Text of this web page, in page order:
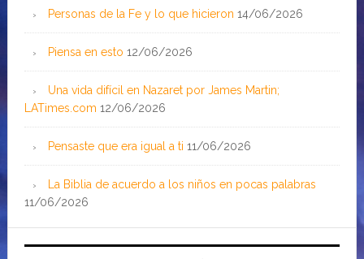
Personas de la Fe y lo que hicieron 14/06/2026
Piensa en esto 12/06/2026
Una vida difícil en Nazaret por James Martin;
LATimes.com 12/06/2026
Pensaste que era igual a ti 11/06/2026
La Biblia de acuerdo a los niños en pocas palabras
11/06/2026